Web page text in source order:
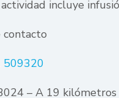
incluye
contacto
509320
– A 19